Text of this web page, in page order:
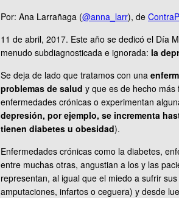
Por: Ana Larrañaga (@anna_larr), de
11 de abril, 2017. Este año se dedicó el Día
menudo subdiagnosticada e ignorada: la
Se deja de lado que tratamos con una
problemas de salud y que es de hecho
enfermedades crónicas o experimentan
depresión, por ejemplo, se incrementa
tienen diabetes u obesidad).
Enfermedades crónicas como la diabetes,
entre muchas otras, angustian a los y las
representan, al igual que el miedo a sufrir
amputaciones, infartos o ceguera) y desde